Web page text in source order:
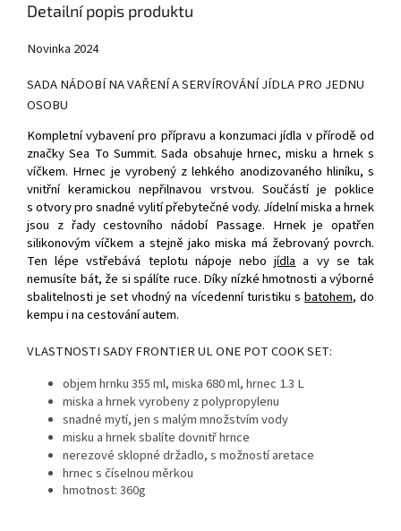
Detailní popis produktu
Novinka 2024
SADA NÁDOBÍ NA VAŘENÍ A SERVÍROVÁNÍ JÍDLA PRO JEDNU
OSOBU
Kompletní vybavení pro přípravu a konzumaci jídla v přírodě od
značky Sea To Summit. Sada obsahuje hrnec, misku a hrnek s
víčkem. Hrnec je vyrobený z lehkého anodizovaného hliníku, s
vnitřní keramickou nepřilnavou vrstvou. Součástí je poklice
s otvory pro snadné vylití přebytečné vody. Jídelní miska a hrnek
jsou z řady cestovního nádobí Passage. Hrnek je opatřen
silikonovým víčkem a stejně jako miska má žebrovaný povrch.
Ten lépe vstřebává teplotu nápoje nebojídlaa vy se tak
nemusíte bát, že si spálíte ruce. Díky nízké hmotnosti a výborné
sbalitelnosti je set vhodný na vícedenní turistiku sbatohem, do
kempu i na cestování autem.
VLASTNOSTI SADY FRONTIER UL ONE POT COOK SET:
objem hrnku 355 ml, miska 680 ml, hrnec 1.3 L
miska a hrnek vyrobeny z polypropylenu
snadné mytí, jen s malým množstvím vody
misku a hrnek sbalíte dovnitř hrnce
nerezové sklopné držadlo, s možností aretace
hrnec s číselnou měrkou
hmotnost: 360g